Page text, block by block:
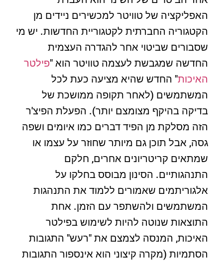
האפליקציה של טוויטר למכשירים ניידים מן
הקטגוריה החברתית לקטגוריית החדשות. יש מי
שסבורים שביטוי אחר להגדרה העצמית
החדשה שמגבשת לעצמה טוויטר הוא "פילטר
האיכות" החדש שהיא מציעה כעת לכל
המשתמשים (לאחר תקופה ממושכת של
בדיקה בהיקף מצומצם יותר). הפעלת הפיצ'ר
הזה מסלקת מן הפיד דברים כמו איומים ושפה
גסה, אבל תוכן גם מיותר שחוזר על עצמו או
שמתאים קריטריונים אחרים, חלקם
התנהגותיים. הסינון מבוסס בחלקו על
אלגוריתמים שאמורים ללמוד את התנהגות
המשתמשים ולהשתפר עם הזמן. אחת
התוצאות שנוטה להיות לשימוש בפילטר
האיכות, המנסה לצמצם את "רעש" התגובות
הסתמיות (מקרה קיצוני הוא אינספור התגובות